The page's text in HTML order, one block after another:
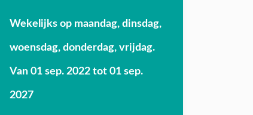
Wekelijks op maandag, dinsdag,
woensdag, donderdag, vrijdag.
Van 01 sep. 2022 tot 01 sep.
2027